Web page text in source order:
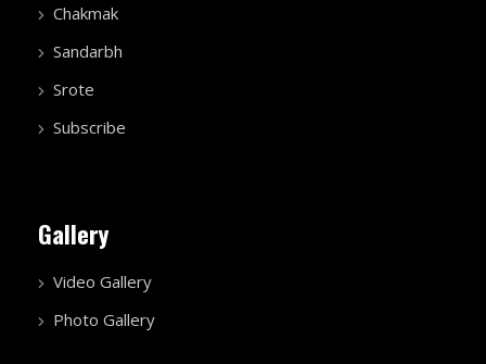
Chakmak
Sandarbh
Srote
Subscribe
Gallery
Video Gallery
Photo Gallery